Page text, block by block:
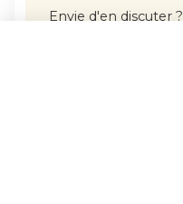
Envie d'en discuter ?